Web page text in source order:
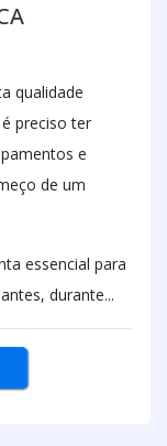
qualidade
preciso ter
e
de um
essencial para
durante...